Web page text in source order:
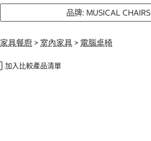
品牌: MUSICAL CHAIRS
家具餐廚 > 室內家具 > 電腦桌椅
加入比較產品清單